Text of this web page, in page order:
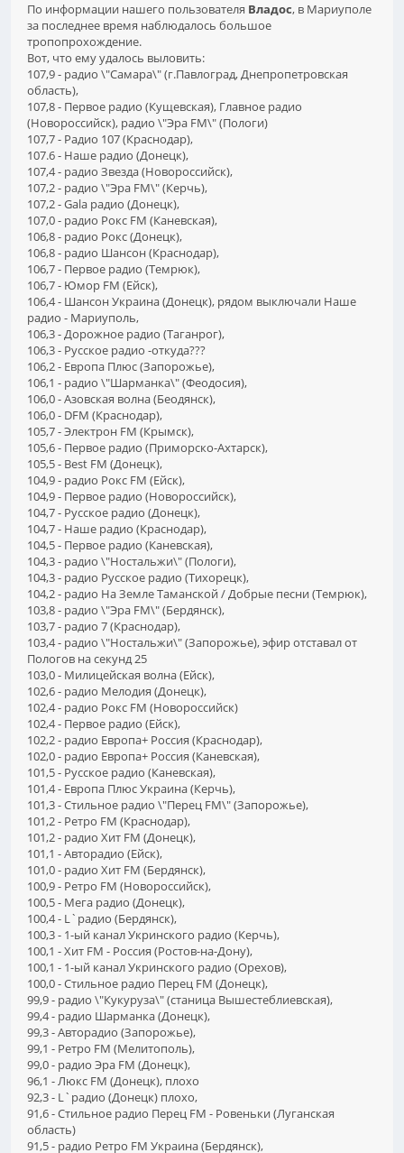
По информации нашего пользователя Владос, в Мариуполе
за последнее время наблюдалось большое
тропопрохождение.
Вот, что ему удалось выловить:
107,9 - радио \"Самара\" (г.Павлоград, Днепропетровская
область),
107,8 - Первое радио (Кущевская), Главное радио
(Новороссийск), радио \"Эра FM\" (Пологи)
107,7 - Радио 107 (Краснодар),
107.6 - Наше радио (Донецк),
107,4 - радио Звезда (Новороссийск),
107,2 - радио \"Эра FM\" (Керчь),
107,2 - Gala радио (Донецк),
107,0 - радио Рокс FM (Каневская),
106,8 - радио Рокс (Донецк),
106,8 - радио Шансон (Краснодар),
106,7 - Первое радио (Темрюк),
106,7 - Юмор FM (Ейск),
106,4 - Шансон Украина (Донецк), рядом выключали Наше
радио - Мариуполь,
106,3 - Дорожное радио (Таганрог),
106,3 - Русское радио -откуда???
106,2 - Европа Плюс (Запорожье),
106,1 - радио \"Шарманка\" (Феодосия),
106,0 - Азовская волна (Беодянск),
106,0 - DFM (Краснодар),
105,7 - Электрон FM (Крымск),
105,6 - Первое радио (Приморско-Ахтарск),
105,5 - Best FM (Донецк),
104,9 - радио Рокс FM (Ейск),
104,9 - Первое радио (Новороссийск),
104,7 - Русское радио (Донецк),
104,7 - Наше радио (Краснодар),
104,5 - Первое радио (Каневская),
104,3 - радио \"Ностальжи\" (Пологи),
104,3 - радио Русское радио (Тихорецк),
104,2 - радио На Земле Таманской / Добрые песни (Темрюк),
103,8 - радио \"Эра FM\" (Бердянск),
103,7 - радио 7 (Краснодар),
103,4 - радио \"Ностальжи\" (Запорожье), эфир отставал от
Пологов на секунд 25
103,0 - Милицейская волна (Ейск),
102,6 - радио Мелодия (Донецк),
102,4 - радио Рокс FM (Новороссийск)
102,4 - Первое радио (Ейск),
102,2 - радио Европа+ Россия (Краснодар),
102,0 - радио Европа+ Россия (Каневская),
101,5 - Русское радио (Каневская),
101,4 - Европа Плюс Украина (Керчь),
101,3 - Стильное радио \"Перец FM\" (Запорожье),
101,2 - Ретро FM (Краснодар),
101,2 - радио Хит FM (Донецк),
101,1 - Авторадио (Ейск),
101,0 - радио Хит FM (Бердянск),
100,9 - Ретро FM (Новороссийск),
100,5 - Мега радио (Донецк),
100,4 - L`радио (Бердянск),
100,3 - 1-ый канал Укринского радио (Керчь),
100,1 - Хит FM - Россия (Ростов-на-Дону),
100,1 - 1-ый канал Укринского радио (Орехов),
100,0 - Стильное радио Перец FM (Донецк),
99,9 - радио \"Кукуруза\" (станица Вышестеблиевская),
99,4 - радио Шарманка (Донецк),
99,3 - Авторадио (Запорожье),
99,1 - Ретро FM (Мелитополь),
99,0 - радио Эра FM (Донецк),
96,1 - Люкс FM (Донецк), плохо
92,3 - L`радио (Донецк) плохо,
91,6 - Стильное радио Перец FM - Ровеньки (Луганская
область)
91,5 - радио Ретро FM Украина (Бердянск),